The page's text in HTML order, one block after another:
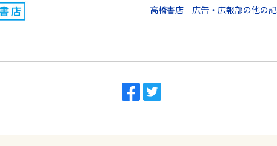
高橋書店 広告・広報部の他の